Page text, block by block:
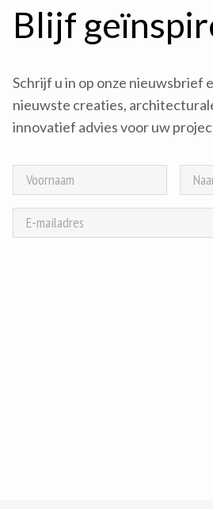
Blijf
Schrijf u in op onze nieuwsbrief
nieuwste creaties,
innovatief advies voor uw